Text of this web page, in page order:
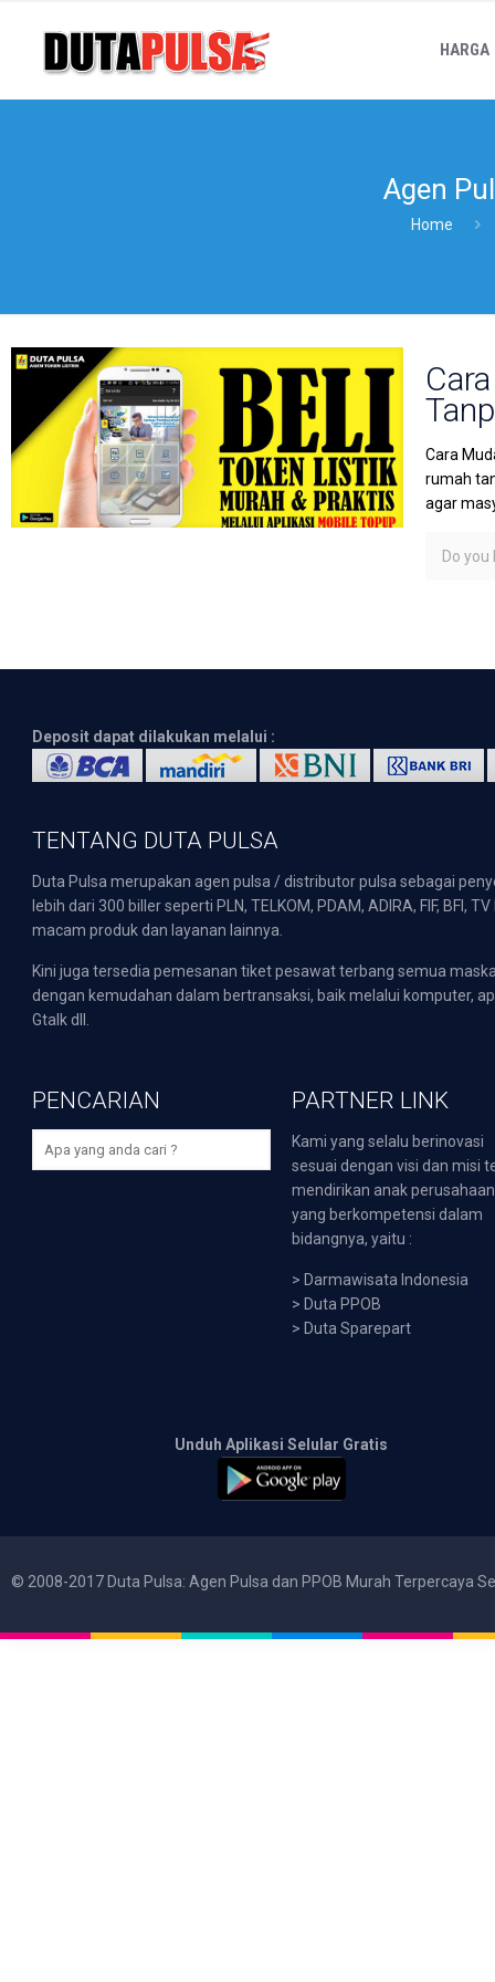
HARGA
Agen
Home
Cara
rumah
agar
Do you
Deposit dapat dilakukan melalui :
TENTANG DUTA PULSA
Duta Pulsa merupakan agen pulsa / distributor pulsa sebagai
lebih dari 300 biller seperti PLN, TELKOM, PDAM, ADIRA, FIF,
macam produk dan layanan lainnya.
Kini juga tersedia pemesanan tiket pesawat terbang semua
dengan kemudahan dalam bertransaksi, baik melalui komputer,
Gtalk dll.
PENCARIAN PARTNER LINK
Kami yang selalu berinovasi
sesuai dengan visi dan misi
mendirikan anak perusahaan
yang berkompetensi dalam
bidangnya, yaitu :
> Darmawisata Indonesia
> Duta PPOB
> Duta Sparepart
Unduh Aplikasi Selular Gratis
© 2008-2017 Duta Pulsa: Agen Pulsa dan PPOB Murah Terpercaya